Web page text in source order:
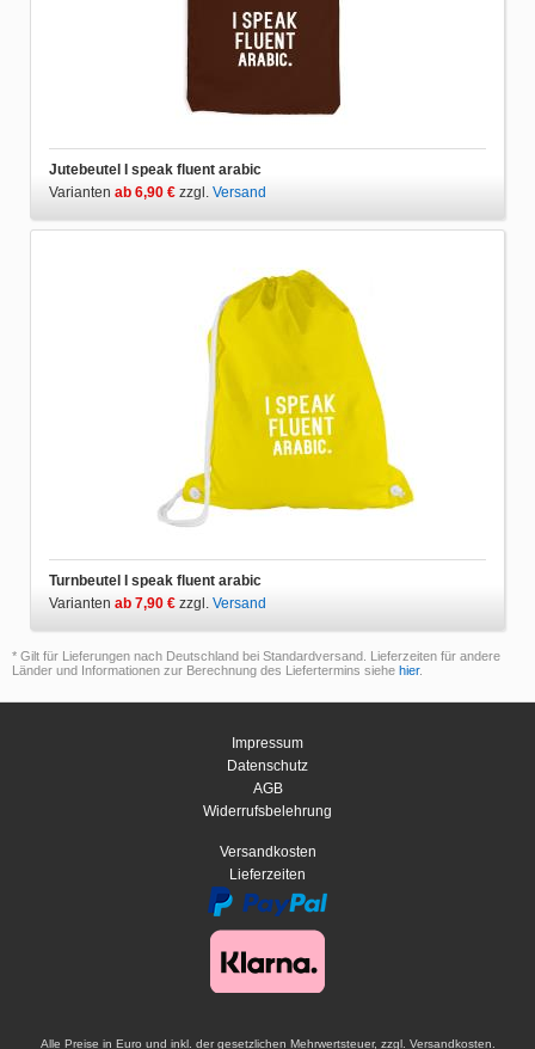
Jutebeutel I speak fluent arabic
Varianten ab 6,90 € zzgl. Versand
Turnbeutel I speak fluent arabic
Varianten ab 7,90 € zzgl. Versand
* Gilt für Lieferungen nach Deutschland bei Standardversand. Lieferzeiten für andere
Länder und Informationen zur Berechnung des Liefertermins siehe hier.
Impressum
Datenschutz
AGB
Widerrufsbelehrung
Versandkosten
Lieferzeiten
Alle Preise in Euro und inkl. der gesetzlichen Mehrwertsteuer, zzgl. Versandkosten.